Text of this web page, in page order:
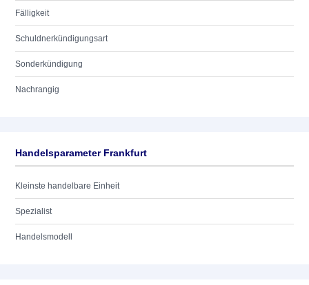
Fälligkeit
Schuldnerkündigungsart
Sonderkündigung
Nachrangig
Handelsparameter Frankfurt
Kleinste handelbare Einheit
Spezialist
Handelsmodell